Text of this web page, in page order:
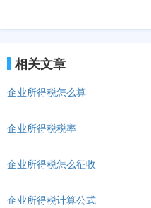
相关文章
企业所得税怎么算
企业所得税税率
企业所得税怎么征收
企业所得税计算公式